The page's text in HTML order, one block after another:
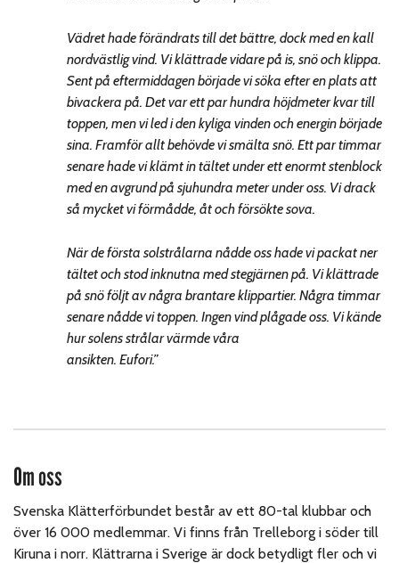
Vädret hade förändrats till det bättre, dock med en kall
nordvästlig vind. Vi klättrade vidare på is, snö och klippa.
Sent på eftermiddagen började vi söka efter en plats att
bivackera på. Det var ett par hundra höjdmeter kvar till
toppen, men vi led i den kyliga vinden och energin började
sina. Framför allt behövde vi smälta snö. Ett par timmar
senare hade vi klämt in tältet under ett enormt stenblock
med en avgrund på sjuhundra meter under oss. Vi drack
så mycket vi förmådde, åt och försökte sova.
När de första solstrålarna nådde oss hade vi packat ner
tältet och stod inknutna med stegjärnen på. Vi klättrade
på snö följt av några brantare klippartier. Några timmar
senare nådde vi toppen. Ingen vind plågade oss. Vi kände
hur solens strålar värmde våra
ansikten. Eufori.”
Om oss
Svenska Klätterförbundet består av ett 80-tal klubbar och
över 16 000 medlemmar. Vi finns från Trelleborg i söder till
Kiruna i norr. Klättrarna i Sverige är dock betydligt fler och vi